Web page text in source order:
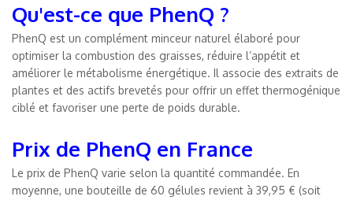
Qu'est-ce que PhenQ ?
PhenQ est un complément minceur naturel élaboré pour
optimiser la combustion des graisses, réduire l’appétit et
améliorer le métabolisme énergétique. Il associe des extraits de
plantes et des actifs brevetés pour offrir un effet thermogénique
ciblé et favoriser une perte de poids durable.
Prix de PhenQ en France
Le prix de PhenQ varie selon la quantité commandée. En
moyenne, une bouteille de 60 gélules revient à 39,95 € (soit